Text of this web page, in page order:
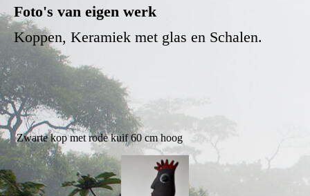
Foto's van eigen werk
Koppen, Keramiek met glas en Schalen.
Zwarte kop met rode kuif 60 cm hoog